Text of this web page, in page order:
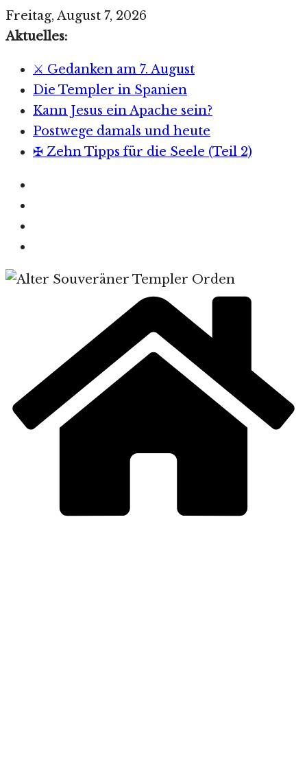
Zum
Inhalt
Freitag, August 7, 2026
Aktuelles:
⚔️ Gedanken am 7. August
Die Templer in Spanien
Kann Jesus ein Apache sein?
Postwege damals und heute
✠ Zehn Tipps für die Seele (Teil 2)